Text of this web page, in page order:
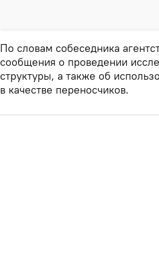
По словам собеседника
сообщения о проведении
структуры, а также об
в качестве переносчиков.